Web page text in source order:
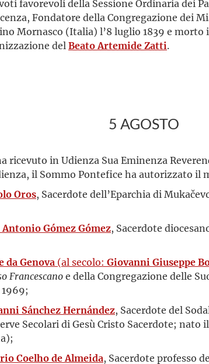
favorevoli della Sessione Ordinaria dei
Fondatore della Congregazione dei
Mornasco (Italia) l’8 luglio 1839 e morto
del Beato Artemide Zatti.
5 AGOSTO
ricevuto in Udienza Sua Eminenza
il Sommo Pontefice ha autorizzato
Oros, Sacerdote dell’Eparchia di
Antonio Gómez Gómez, Sacerdote
da Genova (al secolo: Giovanni Giuseppe
Francescanoe della Congregazione delle
Sánchez Hernández, Sacerdote del
Secolari di Gesù Cristo Sacerdote;
Coelho de Almeida, Sacerdote professo